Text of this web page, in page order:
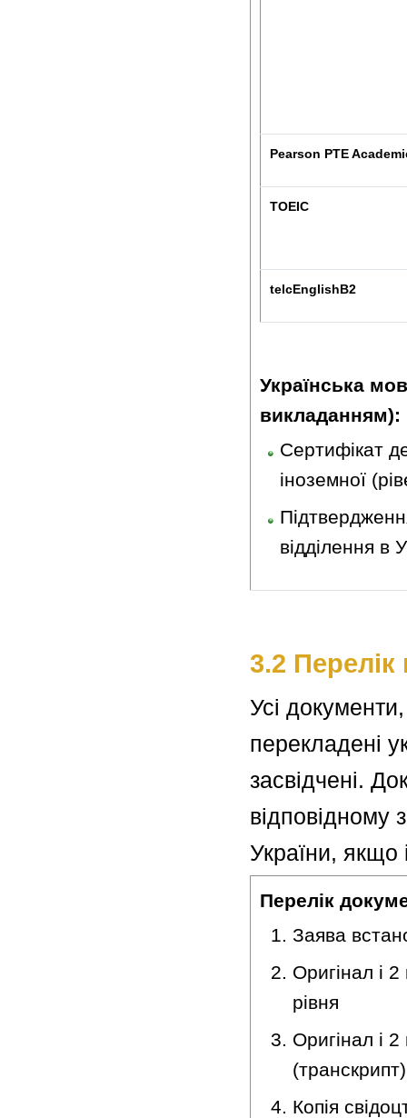
Pearson PTE
TOEIC
telcEnglishB2
Українська
викладанням):
Сертифікат
іноземної
відділення в
3.2 Перелік
Усі
перекладені
засвідчені.
відповідному
України,
Перелік
Заява
Оригінал і
рівня
Оригінал і
(транскрипт)
Копія